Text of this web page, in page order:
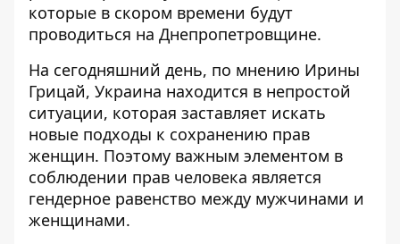
которые в скором времени будут
проводиться на Днепропетровщине.
На сегодняшний день, по мнению Ирины
Грицай, Украина находится в непростой
ситуации, которая заставляет искать
новые подходы к сохранению прав
женщин. Поэтому важным элементом в
соблюдении прав человека является
гендерное равенство между мужчинами и
женщинами.